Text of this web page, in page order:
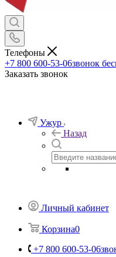
Телефоны
+7 800 600-53-06звонок
Заказать звонок
Ужур
Назад
Личный кабинет
Корзина0
+7 800 600-53-06